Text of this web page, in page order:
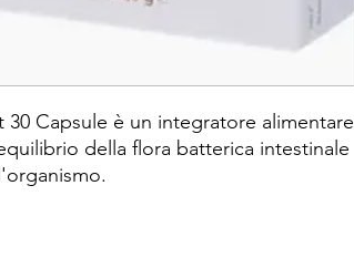
30 Capsule è un integratore alimentare
della flora batterica intestinale